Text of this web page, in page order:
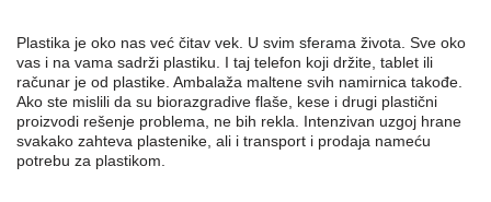
Plastika je oko nas već čitav vek. U svim sferama života. Sve oko
vas i na vama sadrži plastiku. I taj telefon koji držite, tablet ili
računar je od plastike. Ambalaža maltene svih namirnica takođe.
Ako ste mislili da su biorazgradive flaše, kese i drugi plastični
proizvodi rešenje problema, ne bih rekla. Intenzivan uzgoj hrane
svakako zahteva plastenike, ali i transport i prodaja nameću
potrebu za plastikom.